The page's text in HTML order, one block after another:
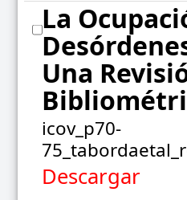
La
Una
icov_p70-
Descargar